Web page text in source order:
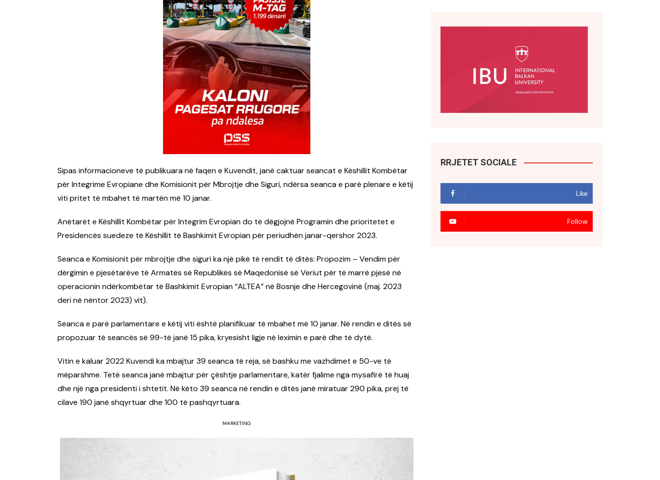
Sipas informacioneve të publikuara në faqen e Kuvendit, janë caktuar seancat e Këshillit Kombëtar
për Integrime Evropiane dhe Komisionit për Mbrojtje dhe Siguri, ndërsa seanca e parë plenare e këtij
viti pritet të mbahet të martën më 10 janar.
Anëtarët e Këshillit Kombëtar për Integrim Evropian do të dëgjojnë Programin dhe prioritetet e
Presidencës suedeze të Këshillit të Bashkimit Evropian për periudhën janar-qershor 2023.
Seanca e Komisionit për mbrojtje dhe siguri ka një pikë të rendit të ditës: Propozim – Vendim për
dërgimin e pjesëtarëve të Armatës së Republikës së Maqedonisë së Veriut për të marrë pjesë në
operacionin ndërkombëtar të Bashkimit Evropian “ALTEA” në Bosnje dhe Hercegovinë (maj. 2023
deri në nëntor 2023) vit).
Seanca e parë parlamentare e këtij viti është planifikuar të mbahet më 10 janar. Në rendin e ditës së
propozuar të seancës së 99-të janë 15 pika, kryesisht ligje në leximin e parë dhe të dytë.
Vitin e kaluar 2022 Kuvendi ka mbajtur 39 seanca të reja, së bashku me vazhdimet e 50-ve të
mëparshme. Tetë seanca janë mbajtur për çështje parlamentare, katër fjalime nga mysafirë të huaj
dhe një nga presidenti i shtetit. Në këto 39 seanca në rendin e ditës janë miratuar 290 pika, prej të
cilave 190 janë shqyrtuar dhe 100 të pashqyrtuara.
MARKETING
RRJETET SOCIALE
Like
Follow